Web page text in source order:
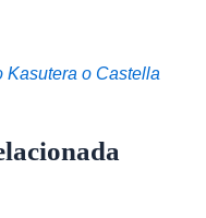
Kasutera o Castella